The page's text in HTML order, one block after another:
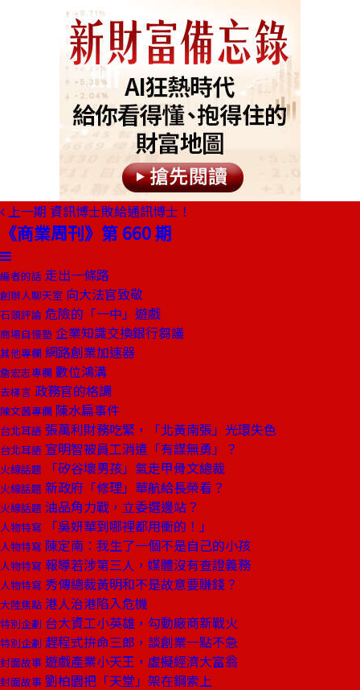
上一期 資訊博士敗給通訊博士！
《商業周刊》第 660 期
編者的話 走出一條路
創辦人聊天室 向大法官致敬
石頭評論 危險的「一中」遊戲
商場自慢塾 企業知識交換銀行芻議
其他專欄 網路創業加速器
詹宏志專欄 數位鴻溝
去梯言 政務官的格調
陳文茜專欄 陳水扁事件
台北耳語 張萬利財務吃緊，「北黃南張」光環失色
台北耳語 宣明智被員工消遣「有謀無勇」？
火線話題 「矽谷壞男孩」氣走甲骨文總裁
火線話題 新政府「修理」華航給長榮看？
火線話題 油品角力戰，立委選邊站？
人物特寫 「吳妍華到哪裡都用衝的！」
人物特寫 陳定南：我生了一個不是自己的小孩
人物特寫 報導若涉第三人，媒體沒有查證義務
人物特寫 秀傳總裁黃明和不是故意要賺錢？
大陸焦點 港人治港陷入危機
特別企劃 台大資工小英雄，勾動廠商新戰火
特別企劃 趕程式拚命三郎，談創業一點不急
封面故事 遊戲產業小天王，虛擬經濟大富翁
封面故事 劉柏園把「天堂」架在鋼索上